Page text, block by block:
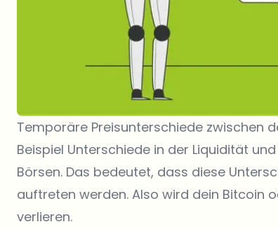
Temporäre Preisunterschiede zwischen
Beispiel Unterschiede in der Liquidität
Börsen. Das bedeutet, dass diese
auftreten werden. Also wird dein Bitcoin
verlieren.